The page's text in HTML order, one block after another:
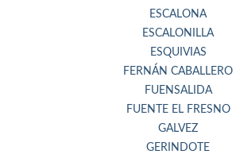
ESCALONA
ESCALONILLA
ESQUIVIAS
FERNÁN CABALLERO
FUENSALIDA
FUENTE EL FRESNO
GALVEZ
GERINDOTE